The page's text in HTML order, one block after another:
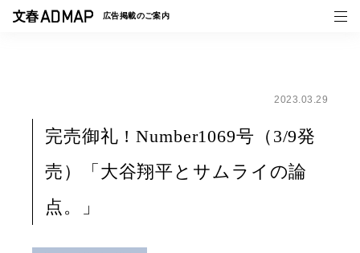
広告掲載のご案内
トピックス
2023.03.29
完売御礼 ! Number1069号（3/9発
売）「大谷翔平とサムライの論
点。」